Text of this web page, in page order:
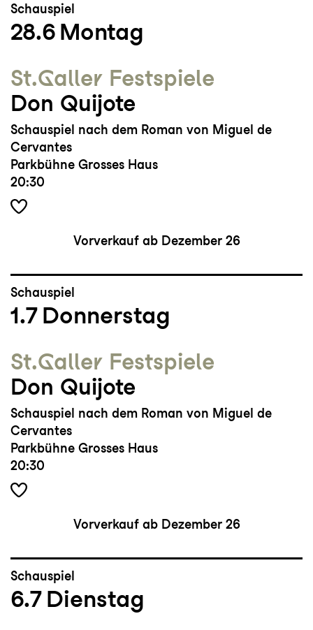
Schauspiel
28.6 Montag
St.Galler Festspiele
Don Quijote
Schauspiel nach dem Roman von Miguel de
Cervantes
Parkbühne Grosses Haus
20:30
Vorverkauf ab Dezember 26
Schauspiel
1.7 Donnerstag
St.Galler Festspiele
Don Quijote
Schauspiel nach dem Roman von Miguel de
Cervantes
Parkbühne Grosses Haus
20:30
Vorverkauf ab Dezember 26
Schauspiel
6.7 Dienstag